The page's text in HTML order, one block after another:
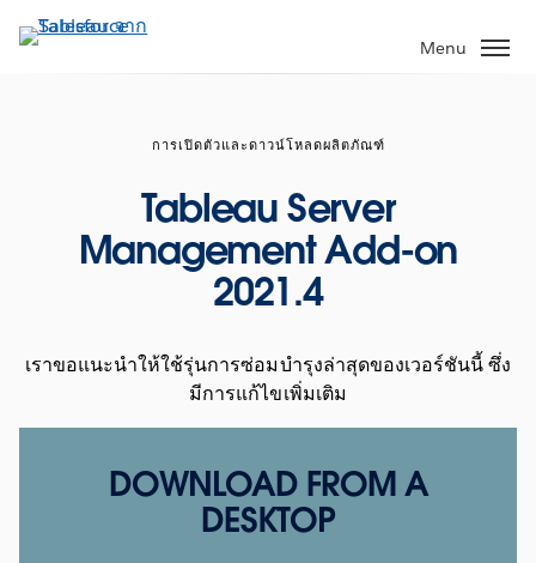
ไป
Menu
การเปิดตัวและดาวน์โหลดผลิตภัณฑ์
Tableau Server
Management Add-on
2021.4
เราขอแนะนำให้ใช้รุ่นการซ่อมบำรุงล่าสุดของเวอร์ชันนี้ ซึ่ง
มีการแก้ไขเพิ่มเติม
DOWNLOAD FROM A
DESKTOP